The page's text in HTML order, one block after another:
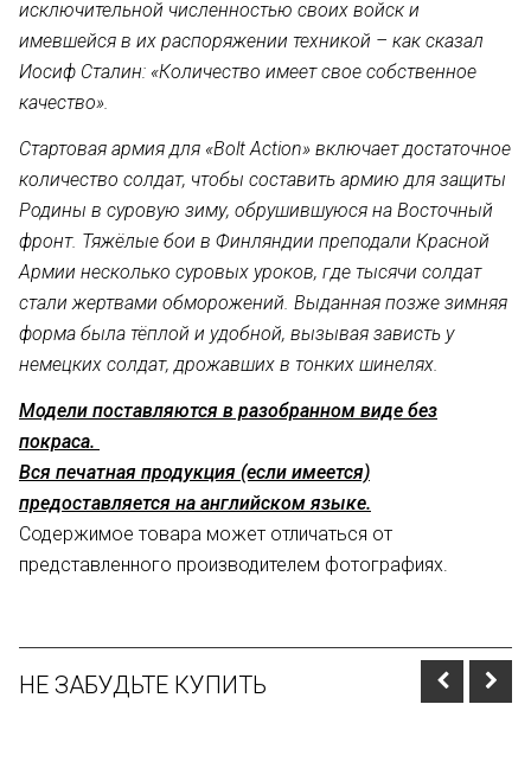
исключительной численностью своих войск и
имевшейся в их распоряжении техникой – как сказал
Иосиф Сталин: «Количество имеет свое собственное
качество».
Стартовая армия для «Bolt Action» включает достаточное
количество солдат, чтобы составить армию для защиты
Родины в суровую зиму, обрушившуюся на Восточный
фронт. Тяжёлые бои в Финляндии преподали Красной
Армии несколько суровых уроков, где тысячи солдат
стали жертвами обморожений. Выданная позже зимняя
форма была тёплой и удобной, вызывая зависть у
немецких солдат, дрожавших в тонких шинелях.
Модели поставляются в разобранном виде без
покраса.
Вся печатная продукция (если имеется)
предоставляется на английском языке.
Содержимое товара может отличаться от
представленного производителем фотографиях.
НЕ ЗАБУДЬТЕ КУПИТЬ